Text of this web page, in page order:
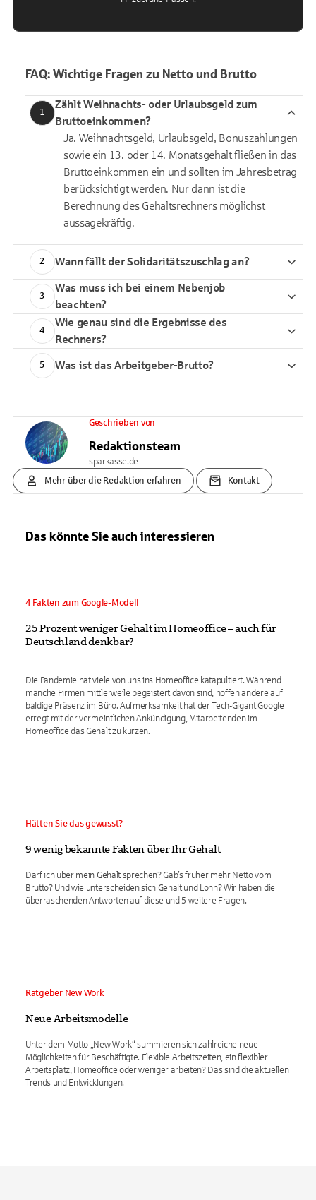
FAQ: Wichtige Fragen zu Netto und Brutto
1
Zählt Weihnachts- oder Urlaubsgeld zum
Bruttoeinkommen?
Ja. Weihnachtsgeld, Urlaubsgeld, Bonuszahlungen
sowie ein 13. oder 14. Monatsgehalt fließen in das
Bruttoeinkommen ein und sollten im Jahresbetrag
berücksichtigt werden. Nur dann ist die
Berechnung des Gehaltsrechners möglichst
aussagekräftig.
2 Wann fällt der Solidaritätszuschlag an?
3
Was muss ich bei einem Nebenjob
beachten?
4
Wie genau sind die Ergebnisse des
Rechners?
5 Was ist das Arbeitgeber-Brutto?
Geschrieben von
Redaktionsteam
sparkasse.de
Mehr über die Redaktion erfahren
Kontakt
Das könnte Sie auch interessieren
4 Fakten zum Google-Modell
25 Prozent weniger Gehalt im Homeoffice – auch für
Deutschland denkbar?
Die Pandemie hat viele von uns ins Homeoffice katapultiert. Während
manche Firmen mittlerweile begeistert davon sind, hoffen andere auf
baldige Präsenz im Büro. Aufmerksamkeit hat der Tech-Gigant Google
erregt mit der vermeintlichen Ankündigung, Mitarbeitenden im
Homeoffice das Gehalt zu kürzen.
Hätten Sie das gewusst?
9 wenig bekannte Fakten über Ihr Gehalt
Darf ich über mein Gehalt sprechen? Gab’s früher mehr Netto vom
Brutto? Und wie unterscheiden sich Gehalt und Lohn? Wir haben die
überraschenden Antworten auf diese und 5 weitere Fragen.
Ratgeber New Work
Neue Arbeitsmodelle
Unter dem Motto „New Work“ summieren sich zahlreiche neue
Möglichkeiten für Beschäftigte. Flexible Arbeitszeiten, ein flexibler
Arbeitsplatz, Homeoffice oder weniger arbeiten? Das sind die aktuellen
Trends und Entwicklungen.